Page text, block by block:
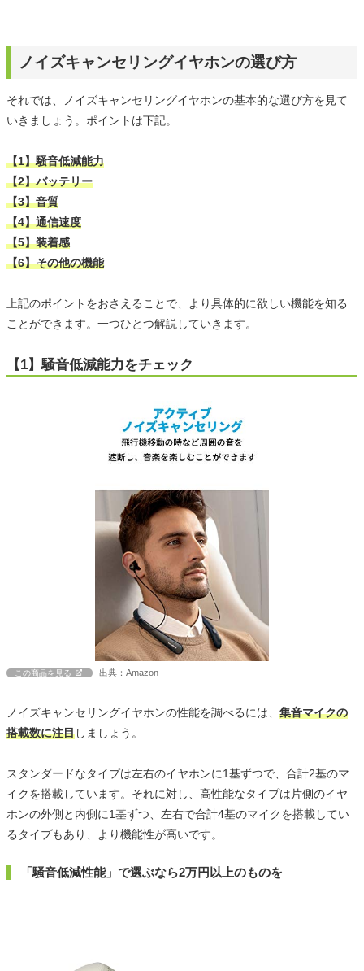
ノイズキャンセリングイヤホンの選び方
それでは、ノイズキャンセリングイヤホンの基本的な選び方を見て
いきましょう。ポイントは下記。
【1】騒音低減能力
【2】バッテリー
【3】音質
【4】通信速度
【5】装着感
【6】その他の機能
上記のポイントをおさえることで、より具体的に欲しい機能を知る
ことができます。一つひとつ解説していきます。
【1】騒音低減能力をチェック
この商品を見る 出典：Amazon
ノイズキャンセリングイヤホンの性能を調べるには、 集音マイクの
搭載数に注目しましょう。
スタンダードなタイプは左右のイヤホンに1基ずつで、合計2基のマ
イクを搭載しています。それに対し、高性能なタイプは片側のイヤ
ホンの外側と内側に1基ずつ、左右で合計4基のマイクを搭載してい
るタイプもあり、より機能性が高いです。
「騒音低減性能」で選ぶなら2万円以上のものを